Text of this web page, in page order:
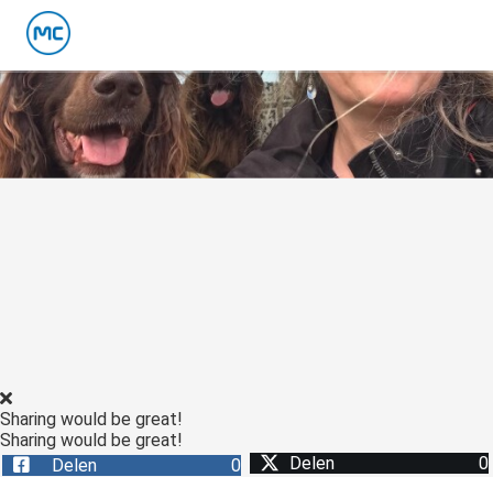
Sharing would be great!
Sharing would be great!
Delen
0 Delen
0